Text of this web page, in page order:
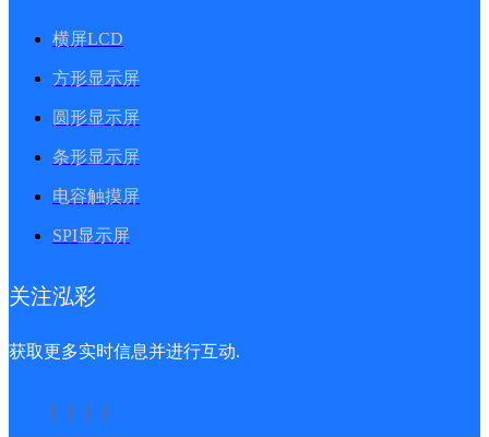
横屏LCD
方形显示屏
圆形显示屏
条形显示屏
电容触摸屏
SPI显示屏
关注泓彩
获取更多实时信息并进行互动.